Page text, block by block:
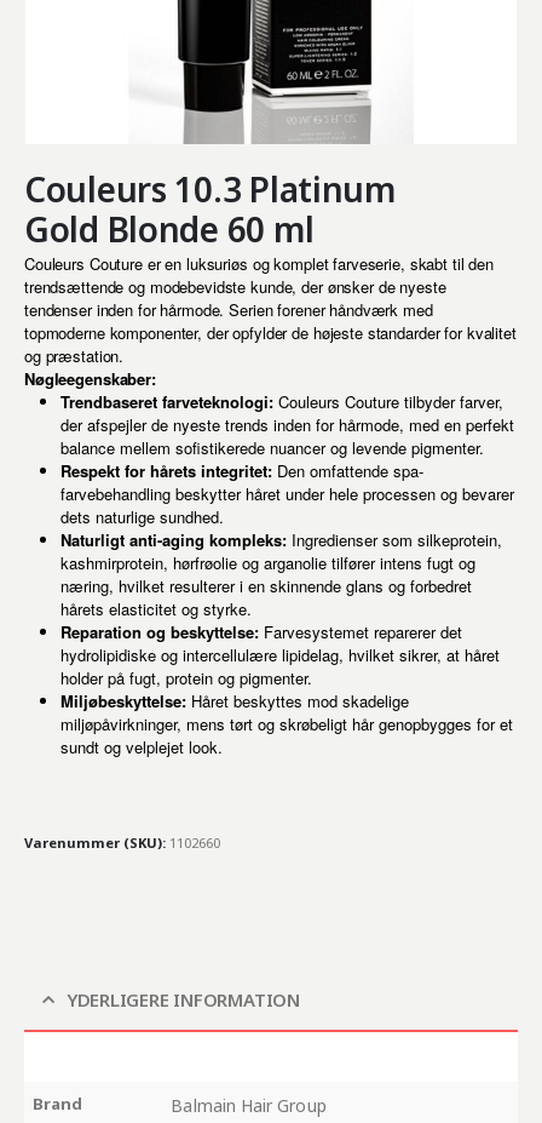
Couleurs 10.3 Platinum
Gold Blonde 60 ml
Couleurs Couture er en luksuriøs og komplet farveserie, skabt til den
trendsættende og modebevidste kunde, der ønsker de nyeste
tendenser inden for hårmode. Serien forener håndværk med
topmoderne komponenter, der opfylder de højeste standarder for kvalitet
og præstation.
Nøgleegenskaber:
Trendbaseret farveteknologi:Couleurs Couture tilbyder farver,
der afspejler de nyeste trends inden for hårmode, med en perfekt
balance mellem sofistikerede nuancer og levende pigmenter.
Respekt for hårets integritet:Den omfattende spa-
farvebehandling beskytter håret under hele processen og bevarer
dets naturlige sundhed.
Naturligt anti-aging kompleks:Ingredienser som silkeprotein,
kashmirprotein, hørfrøolie og arganolie tilfører intens fugt og
næring, hvilket resulterer i en skinnende glans og forbedret
hårets elasticitet og styrke.
Reparation og beskyttelse:Farvesystemet reparerer det
hydrolipidiske og intercellulære lipidelag, hvilket sikrer, at håret
holder på fugt, protein og pigmenter.
Miljøbeskyttelse:Håret beskyttes mod skadelige
miljøpåvirkninger, mens tørt og skrøbeligt hår genopbygges for et
sundt og velplejet look.
Varenummer (SKU): 1102660
YDERLIGERE INFORMATION
Brand Balmain Hair Group